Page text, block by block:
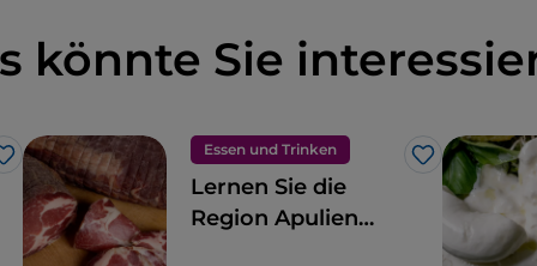
könnte Sie
Like
Essen und Trinken
Like
Lernen Sie die
Region Apulien